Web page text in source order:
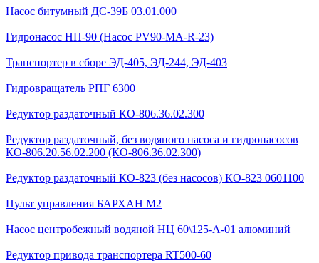
Насос битумный ДС-39Б 03.01.000
Гидронасос НП-90 (Насос PV90-MA-R-23)
Транспортер в сборе ЭД-405, ЭД-244, ЭД-403
Гидровращатель РПГ 6300
Редуктор раздаточный КО-806.36.02.300
Редуктор раздаточный, без водяного насоса и гидронасосов
КО-806.20.56.02.200 (КО-806.36.02.300)
Редуктор раздаточный КО-823 (без насосов) КО-823 0601100
Пульт управления БАРХАН М2
Насос центробежный водяной НЦ 60\125-А-01 алюминий
Редуктор привода транспортера RT500-60